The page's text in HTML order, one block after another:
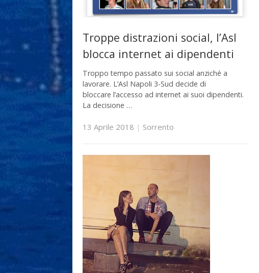
Troppe distrazioni social, l’Asl
blocca internet ai dipendenti
Troppo tempo passato sui social anziché a
lavorare. L’Asl Napoli 3-Sud decide di
bloccare l’accesso ad internet ai suoi dipendenti.
La decisione …
13 Aprile 2018 | Sorrento